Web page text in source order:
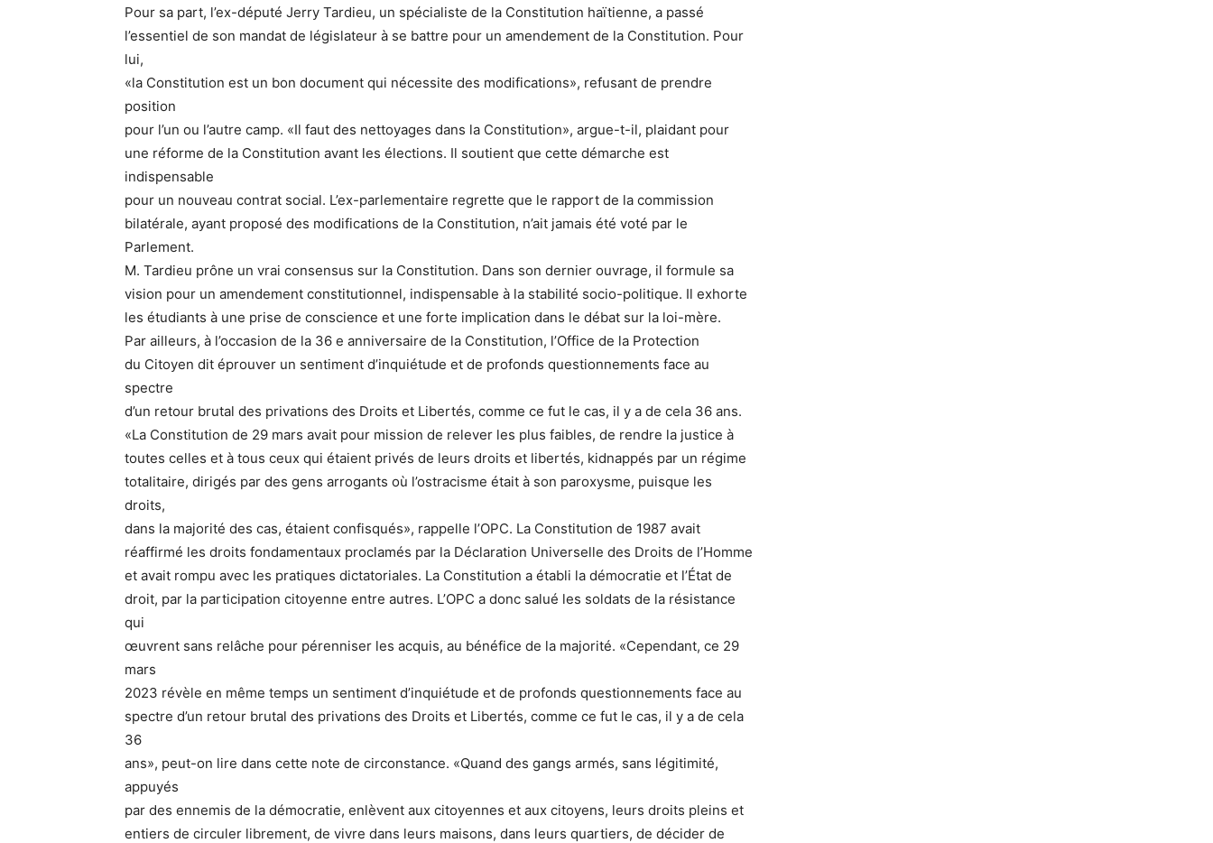
Pour sa part, l’ex-député Jerry Tardieu, un spécialiste de la Constitution haïtienne, a passé
l’essentiel de son mandat de législateur à se battre pour un amendement de la Constitution. Pour
lui,
«la Constitution est un bon document qui nécessite des modifications», refusant de prendre
position
pour l’un ou l’autre camp. «Il faut des nettoyages dans la Constitution», argue-t-il, plaidant pour
une réforme de la Constitution avant les élections. Il soutient que cette démarche est
indispensable
pour un nouveau contrat social. L’ex-parlementaire regrette que le rapport de la commission
bilatérale, ayant proposé des modifications de la Constitution, n’ait jamais été voté par le
Parlement.
M. Tardieu prône un vrai consensus sur la Constitution. Dans son dernier ouvrage, il formule sa
vision pour un amendement constitutionnel, indispensable à la stabilité socio-politique. Il exhorte
les étudiants à une prise de conscience et une forte implication dans le débat sur la loi-mère.
Par ailleurs, à l’occasion de la 36 e anniversaire de la Constitution, l’Office de la Protection
du Citoyen dit éprouver un sentiment d’inquiétude et de profonds questionnements face au
spectre
d’un retour brutal des privations des Droits et Libertés, comme ce fut le cas, il y a de cela 36 ans.
«La Constitution de 29 mars avait pour mission de relever les plus faibles, de rendre la justice à
toutes celles et à tous ceux qui étaient privés de leurs droits et libertés, kidnappés par un régime
totalitaire, dirigés par des gens arrogants où l’ostracisme était à son paroxysme, puisque les
droits,
dans la majorité des cas, étaient confisqués», rappelle l’OPC. La Constitution de 1987 avait
réaffirmé les droits fondamentaux proclamés par la Déclaration Universelle des Droits de l’Homme
et avait rompu avec les pratiques dictatoriales. La Constitution a établi la démocratie et l’État de
droit, par la participation citoyenne entre autres. L’OPC a donc salué les soldats de la résistance
qui
œuvrent sans relâche pour pérenniser les acquis, au bénéfice de la majorité. «Cependant, ce 29
mars
2023 révèle en même temps un sentiment d’inquiétude et de profonds questionnements face au
spectre d’un retour brutal des privations des Droits et Libertés, comme ce fut le cas, il y a de cela
36
ans», peut-on lire dans cette note de circonstance. «Quand des gangs armés, sans légitimité,
appuyés
par des ennemis de la démocratie, enlèvent aux citoyennes et aux citoyens, leurs droits pleins et
entiers de circuler librement, de vivre dans leurs maisons, dans leurs quartiers, de décider de